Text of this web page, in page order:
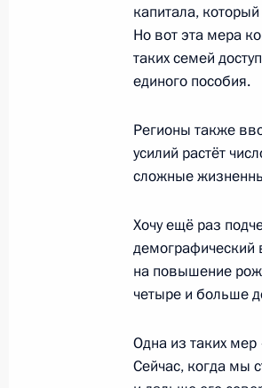
26 июля 2026 года
Разделы сайта
Президента
России
капитала,
Но вот эта мера
таких семей
единого пособия.
Регионы также
усилий растёт
сложные
Хочу ещё раз
демографический
на повышение
четыре и больше
Одна из таких мер
Сейчас, когда мы